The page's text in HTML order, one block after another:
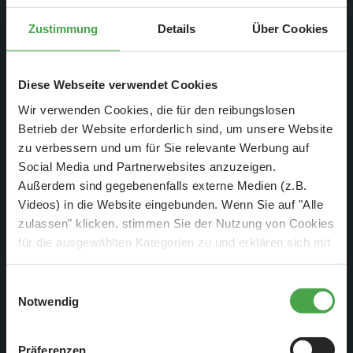
Zustimmung Details Über Cookies
Diese Webseite verwendet Cookies
Wir verwenden Cookies, die für den reibungslosen
Betrieb der Website erforderlich sind, um unsere Website
zu verbessern und um für Sie relevante Werbung auf
Social Media und Partnerwebsites anzuzeigen.
Außerdem sind gegebenenfalls externe Medien (z.B.
Videos) in die Website eingebunden. Wenn Sie auf "Alle
zulassen" klicken, stimmen Sie der Nutzung von Cookies
für die ausgewählten Kategorien zu und erklären sich mit
diese Einstellungen jederzeit über die Schaltfläche
zustimmen, beschränken wir uns auf die technisch
Notwendig
Präferenzen
Wochenbericht Nr. 924
Montag, 09.07. - Sonntag, 15.07.2018
Weiterlesen